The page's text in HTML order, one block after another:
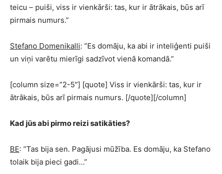
teicu – puiši, viss ir vienkārši: tas, kur ir ātrākais, būs arī
pirmais numurs.”
Stefano Domenikalli: “Es domāju, ka abi ir inteliģenti puiši
un viņi varētu mierīgi sadzīvot vienā komandā.”
[column size=”2-5″] [quote] Viss ir vienkārši: tas, kur ir
ātrākais, būs arī pirmais numurs. [/quote][/column]
Kad jūs abi pirmo reizi satikāties?
BE: “Tas bija sen. Pagājusi mūžība. Es domāju, ka Stefano
tolaik bija pieci gadi…”